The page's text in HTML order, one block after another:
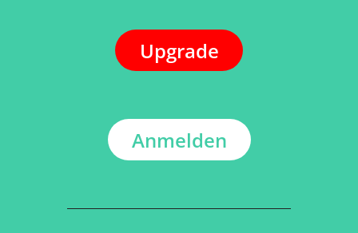
Upgrade
Anmelden